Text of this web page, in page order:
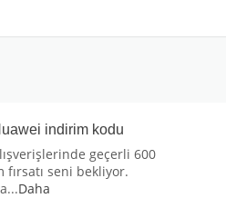
indirim kodu
geçerli 600
fırsatı seni bekliyor.
...Daha